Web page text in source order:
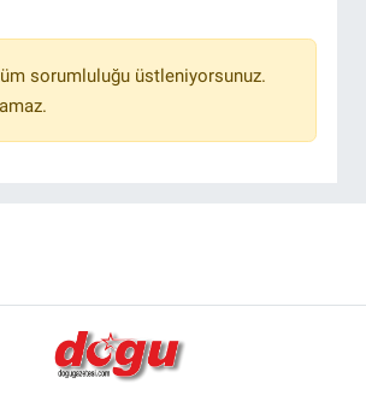
sorumluluğu üstleniyorsunuz.